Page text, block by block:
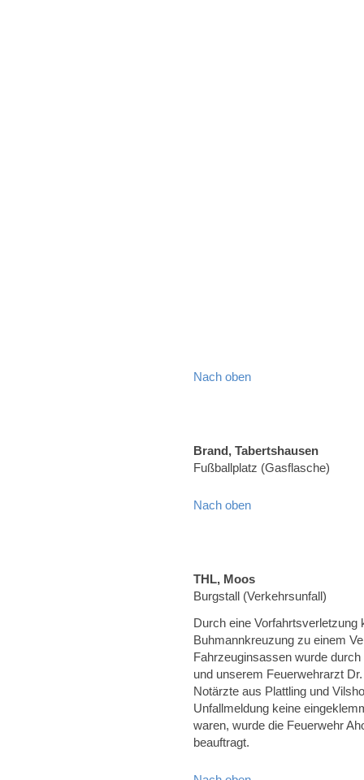
Nach oben
Brand, Tabertshausen
Fußballplatz (Gasflasche)
Nach oben
THL, Moos
Burgstall (Verkehrsunfall)
Durch eine
Buhmannkreuzung zu einem
Fahrzeuginsassen wurde
und unserem Feuerwehrarzt
Notärzte aus Plattling und
Unfallmeldung keine
waren, wurde die Feuerwehr
beauftragt.